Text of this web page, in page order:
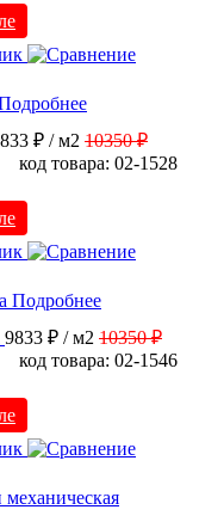
₽ / м2 10350 ₽
код товара: 02-1528
Подробнее
9833 ₽ / м2 10350 ₽
код товара: 02-1546